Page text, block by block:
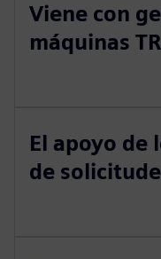
Viene con
máquinas
El apoyo de
de